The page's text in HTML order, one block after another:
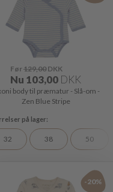
Før129,00 DKK
Nu 103,00 DKK
body til præmatur - Slå-om -
Zen Blue Stripe
32 38 50
-20%